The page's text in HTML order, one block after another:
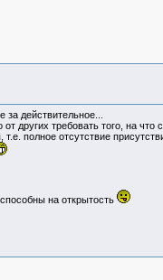
действительное...
других требовать того, на что
полное отсутствие
на открытость